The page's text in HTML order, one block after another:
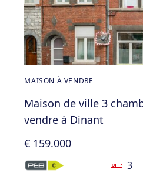
MAISON À VENDRE
Maison de ville 3
vendre à Dinant
€ 159.000
3